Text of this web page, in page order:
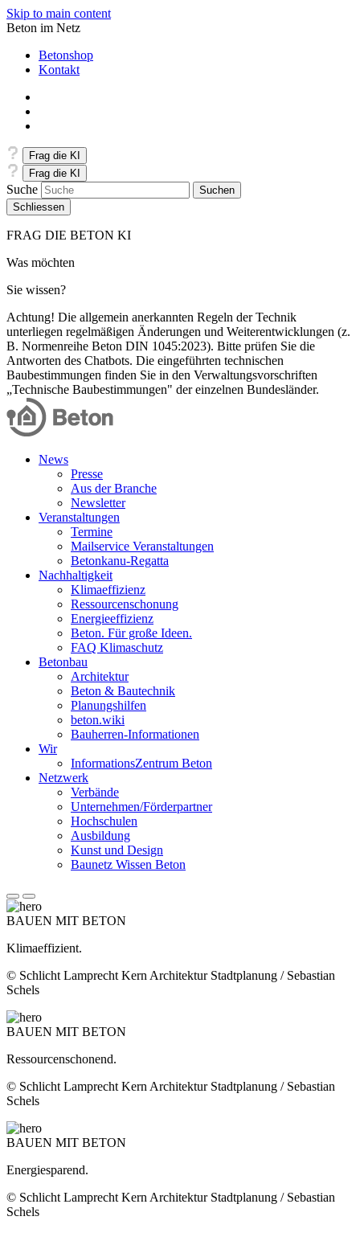
Skip to main content
Beton im Netz
Betonshop
Kontakt
Frag die KI
Frag die KI
Suche
Schliessen
FRAG DIE BETON KI
Was möchten
Sie wissen?
Achtung! Die allgemein anerkannten Regeln der Technik
unterliegen regelmäßigen Änderungen und Weiterentwicklungen (z.
B. Normenreihe Beton DIN 1045:2023). Bitte prüfen Sie die
Antworten des Chatbots. Die eingeführten technischen
Baubestimmungen finden Sie in den Verwaltungsvorschriften
„Technische Baubestimmungen" der einzelnen Bundesländer.
News
Presse
Aus der Branche
Newsletter
Veranstaltungen
Termine
Mailservice Veranstaltungen
Betonkanu-Regatta
Nachhaltigkeit
Klimaeffizienz
Ressourcenschonung
Energieeffizienz
Beton. Für große Ideen.
FAQ Klimaschutz
Betonbau
Architektur
Beton & Bautechnik
Planungshilfen
beton.wiki
Bauherren-Informationen
Wir
InformationsZentrum Beton
Netzwerk
Verbände
Unternehmen/Förderpartner
Hochschulen
Ausbildung
Kunst und Design
Baunetz Wissen Beton
BAUEN MIT BETON
Klimaeffizient.
© Schlicht Lamprecht Kern Architektur Stadtplanung / Sebastian
Schels
BAUEN MIT BETON
Ressourcenschonend.
© Schlicht Lamprecht Kern Architektur Stadtplanung / Sebastian
Schels
BAUEN MIT BETON
Energiesparend.
© Schlicht Lamprecht Kern Architektur Stadtplanung / Sebastian
Schels